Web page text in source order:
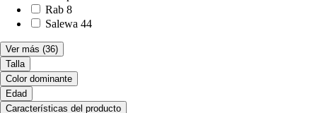
Rab 8
Salewa 44
Ver más (36)
Talla
Color dominante
Edad
Características del producto